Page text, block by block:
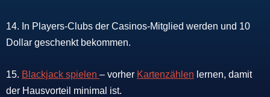
14. In Players-Clubs der Casinos-Mitglied werden und 10
Dollar geschenkt bekommen.
15. Blackjack spielen – vorher Kartenzählen lernen, damit
der Hausvorteil minimal ist.